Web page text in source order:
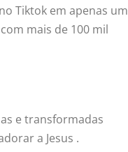
Tiktok em apenas um
mais de 100 mil
e transformadas
a Jesus .